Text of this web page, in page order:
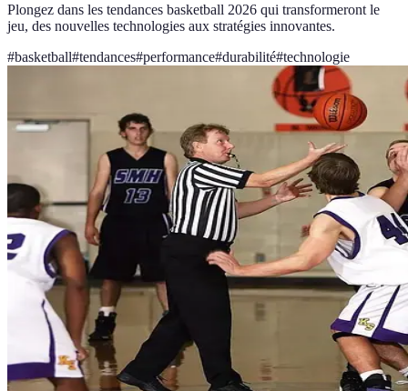
Plongez dans les tendances basketball 2026 qui transformeront le
jeu, des nouvelles technologies aux stratégies innovantes.
#basketball#tendances#performance#durabilité#technologie